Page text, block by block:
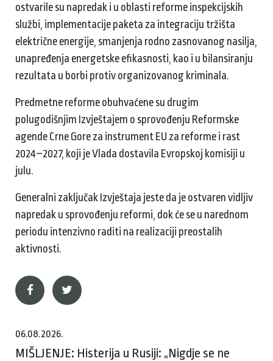
ostvarile su napredak i u oblasti reforme inspekcijskih
službi, implementacije paketa za integraciju tržišta
električne energije, smanjenja rodno zasnovanog nasilja,
unapređenja energetske efikasnosti, kao i u bilansiranju
rezultata u borbi protiv organizovanog kriminala.
Predmetne reforme obuhvaćene su drugim
polugodišnjim Izvještajem o sprovođenju Reformske
agende Crne Gore za instrument EU za reforme i rast
2024–2027, koji je Vlada dostavila Evropskoj komisiji u
julu.
Generalni zaključak Izvještaja jeste da je ostvaren vidljiv
napredak u sprovođenju reformi, dok će se u narednom
periodu intenzivno raditi na realizaciji preostalih
aktivnosti.
06.08.2026.
MIŠLJENJE: Histerija u Rusiji: „Nigdje se ne